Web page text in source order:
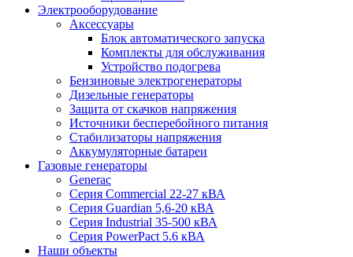
Электрооборудование
Аксессуары
Блок автоматического запуска
Комплекты для обслуживания
Устройство подогрева
Бензиновые электрогенераторы
Дизельные генераторы
Защита от скачков напряжения
Источники бесперебойного питания
Стабилизаторы напряжения
Аккумуляторные батареи
Газовые генераторы
Generac
Серия Commercial 22-27 кВА
Серия Guardian 5,6-20 кВА
Серия Industrial 35-500 кВА
Серия PowerPact 5.6 кВА
Наши объекты